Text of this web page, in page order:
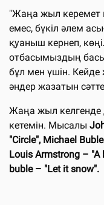
"Жаңа жыл керемет
емес, бүкіл әлем
қуаныш кернеп,
отбасымыздың басы
бұл мен үшін.
әндер жазатын
Жаңа жыл келгенде
кетемін. Мысалы
"Circle", Michael
Louis Armstrong – "A
buble – "Let it snow".